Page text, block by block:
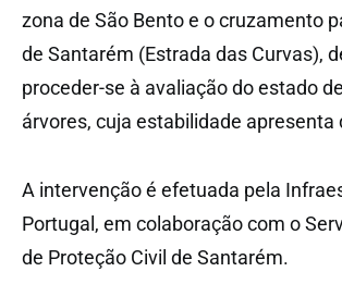
zona de São Bento e o cruzamento
de Santarém (Estrada das Curvas),
proceder-se à avaliação do estado
árvores, cuja estabilidade apresenta
A intervenção é efetuada pela
Portugal, em colaboração com o
de Proteção Civil de Santarém.